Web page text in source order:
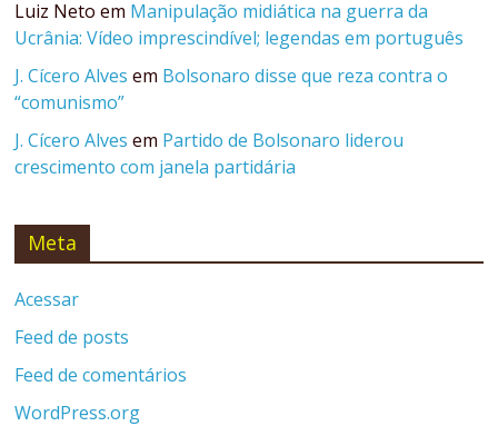
Luiz Neto em Manipulação midiática na guerra da
Ucrânia: Vídeo imprescindível; legendas em português
J. Cícero Alves em Bolsonaro disse que reza contra o
“comunismo”
J. Cícero Alves em Partido de Bolsonaro liderou
crescimento com janela partidária
Meta
Acessar
Feed de posts
Feed de comentários
WordPress.org